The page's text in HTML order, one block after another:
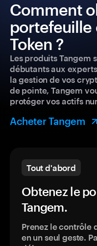
Comment
portefeuille
Token ?
Les produits Tangem
débutants aux
la gestion de vos
de pointe, Tangem
protéger vos actifs
Acheter Tangem
Tout d'abord
Obtenez le
Tangem.
Prenez le contrôle
en un seul geste.